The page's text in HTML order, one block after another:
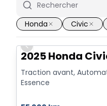
Honda Civic
Previous slide
2025 Honda
Traction avant,
Essence